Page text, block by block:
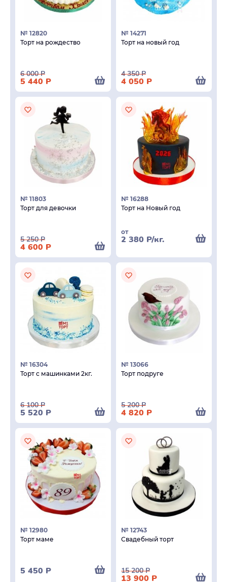
№ 12820
Торт на рождество
6 000Р
5 440 Р
№ 14271
Торт на новый год
4 350Р
4 050 Р
№ 11803
Торт для девочки
5 250Р
4 600 Р
№ 16288
Торт на Новый год
от
2 380 Р/кг.
№ 16304
Торт с машинками 2кг.
6 100Р
5 520 Р
№ 13066
Торт подруге
5 200Р
4 820 Р
№ 12980
Торт маме
5 450 Р
№ 12743
Свадебный торт
15 200Р
13 900 Р